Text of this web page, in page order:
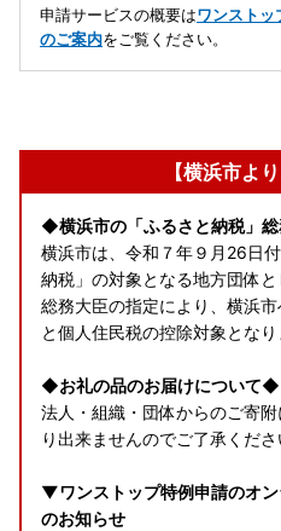
申請サービスの概要はワンストッ
のご案内をご覧ください。
【横浜市よ
◆横浜市の「ふるさと納税」
横浜市は、令和７年９月26日
納税」の対象となる地方団体と
総務大臣の指定により、横浜
と個人住民税の控除対象となり
◆お礼の品のお届けについて◆
法人・組織・団体からのご寄
り出来ませんのでご了承くださ
▼ワンストップ特例申請のオ
のお知らせ